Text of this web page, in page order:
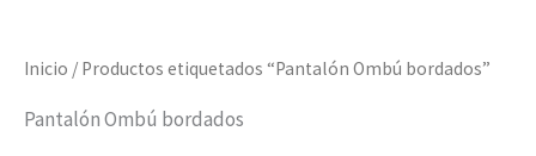
Inicio / Productos etiquetados “Pantalón Ombú bordados”
Pantalón Ombú bordados